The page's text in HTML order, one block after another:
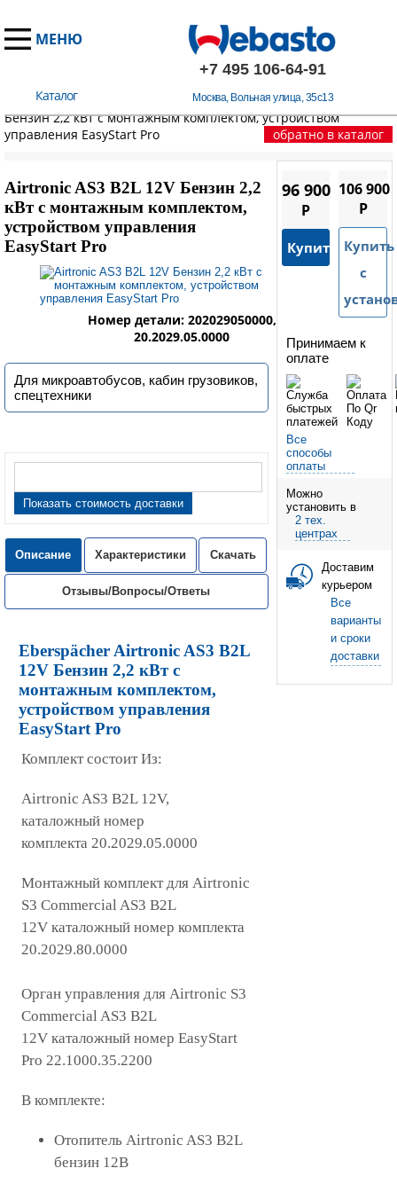
МЕНЮ
+7 495 106-64-91
Москва, Вольная улица, 35с13
Каталог
Главная /Автономные отопители/ Airtronic AS3 B2L 12V
Бензин 2,2 кВт с монтажным комплектом, устройством
управления EasyStart Pro
обратно в каталог
Принимаем к
оплате
Все
способы
оплаты
Можно
установить в
2 тех.
центрах
Доставим
курьером
Все
варианты
и сроки
доставки
96 900
P
Купить
106 900
P
Купить
с
Airtronic AS3 B2L 12V Бензин 2,2
кВт с монтажным комплектом,
устройством управления
EasyStart Pro
Номер детали: 202029050000,
20.2029.05.0000
Для микроавтобусов, кабин грузовиков,
спецтехники
Показать стоимость доставки
Описание Характеристики Скачать
Отзывы/Вопросы/Ответы
Eberspächer Airtronic AS3 B2L
12V Бензин 2,2 кВт с
монтажным комплектом,
устройством управления
EasyStart Pro
Комплект состоит Из:
Airtronic AS3 B2L 12V,
каталожный номер
комплекта 20.2029.05.0000
Монтажный комплект для Airtronic
S3 Commercial AS3 B2L
12V каталожный номер комплекта
20.2029.80.0000
Орган управления для Airtronic S3
Commercial AS3 B2L
12V каталожный номер EasyStart
Pro 22.1000.35.2200
В комплекте:
Отопитель Airtronic AS3 B2L
бензин 12В